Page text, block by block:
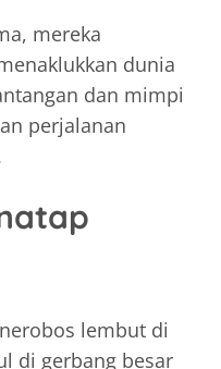
mereka
dunia
dan mimpi
perjalanan
lembut di
di gerbang besar